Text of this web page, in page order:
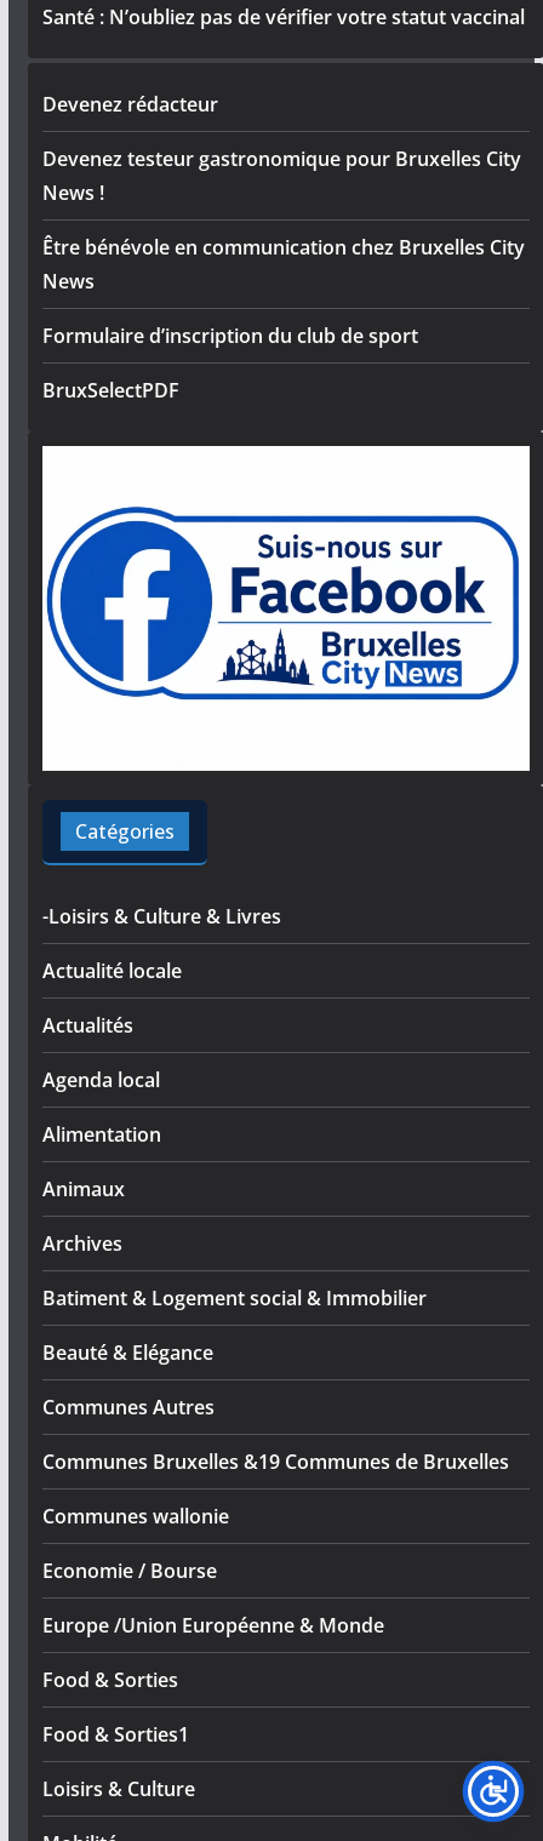
Santé : N’oubliez pas de vérifier votre statut vaccinal
Devenez rédacteur
Devenez testeur gastronomique pour Bruxelles City
News !
Être bénévole en communication chez Bruxelles City
News
Formulaire d’inscription du club de sport
BruxSelectPDF
Catégories
-Loisirs & Culture & Livres
Actualité locale
Actualités
Agenda local
Alimentation
Animaux
Archives
Batiment & Logement social & Immobilier
Beauté & Elégance
Communes Autres
Communes Bruxelles &19 Communes de Bruxelles
Communes wallonie
Economie / Bourse
Europe /Union Européenne & Monde
Food & Sorties
Food & Sorties1
Loisirs & Culture